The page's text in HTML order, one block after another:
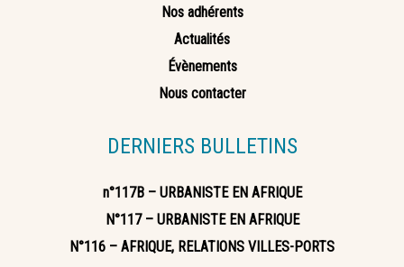
Nos adhérents
Actualités
Évènements
Nous contacter
DERNIERS BULLETINS
n°117B – URBANISTE EN AFRIQUE
N°117 – URBANISTE EN AFRIQUE
N°116 – AFRIQUE, RELATIONS VILLES-PORTS